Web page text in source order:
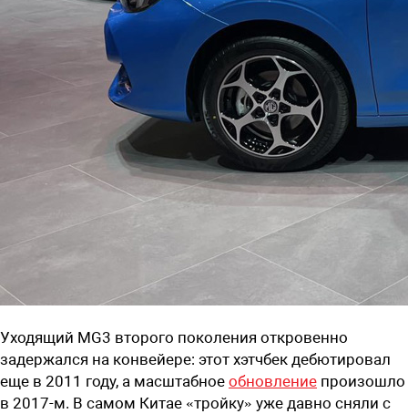
Уходящий MG3 второго поколения откровенно
задержался на конвейере: этот хэтчбек дебютировал
еще в 2011 году, а масштабное обновление произошло
в 2017-м. В самом Китае «тройку» уже давно сняли с